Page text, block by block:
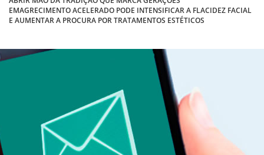
EMAGRECIMENTO ACELERADO PODE INTENSIFICAR A FLACIDEZ FACIAL
E AUMENTAR A PROCURA POR TRATAMENTOS ESTÉTICOS